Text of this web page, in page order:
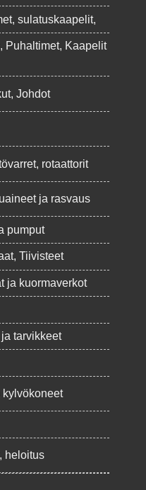
sulatuskaapelit,
Puhaltimet, Kaapelit
Johdot
rotaattorit
ja rasvaus
pumput
Tiivisteet
ja kuormaverkot
tarvikkeet
kylvökoneet
heloitus